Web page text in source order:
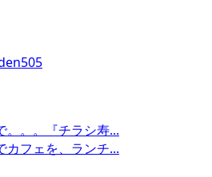
。。。『チラシ寿...
カフェを、ランチ...